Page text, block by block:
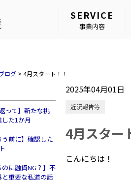
SERVICE
事業内容
ログ > 4月スタート！！
って】新たな挑
た1か月
前に】確認した
に融資NG？】不
重要な私道の話
2025年04月01日
近況報告等
4月スター
こんにちは！